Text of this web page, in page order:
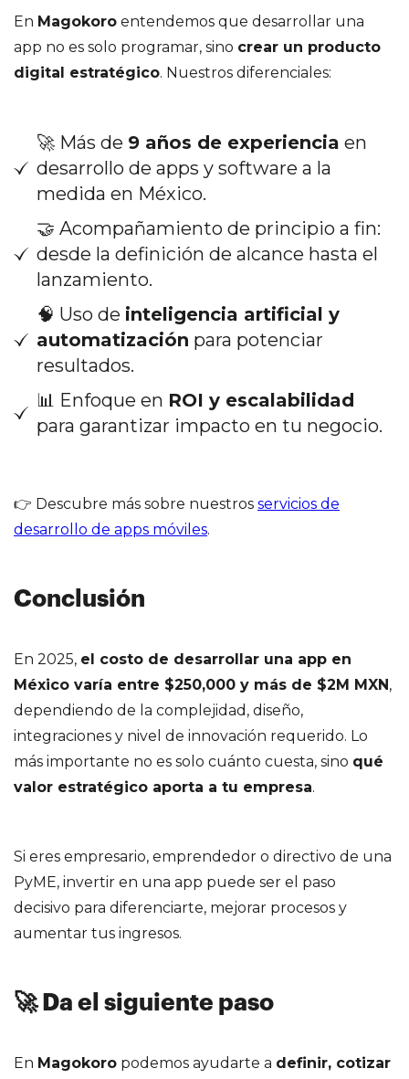
En Magokoro entendemos que desarrollar una
app no es solo programar, sino crear un producto
digital estratégico. Nuestros diferenciales:
🚀 Más de 9 años de experiencia en
desarrollo de apps y software a la
medida en México.
🤝 Acompañamiento de principio a fin:
desde la definición de alcance hasta el
lanzamiento.
🧠 Uso de inteligencia artificial y
automatización para potenciar
resultados.
📊 Enfoque en ROI y escalabilidad
para garantizar impacto en tu negocio.
👉 Descubre más sobre nuestros servicios de
desarrollo de apps móviles.
Conclusión
En 2025, el costo de desarrollar una app en
México varía entre $250,000 y más de $2M MXN ,
dependiendo de la complejidad, diseño,
integraciones y nivel de innovación requerido. Lo
más importante no es solo cuánto cuesta, sino qué
valor estratégico aporta a tu empresa.
Si eres empresario, emprendedor o directivo de una
PyME, invertir en una app puede ser el paso
decisivo para diferenciarte, mejorar procesos y
aumentar tus ingresos.
🚀 Da el siguiente paso
En Magokoro podemos ayudarte a definir, cotizar